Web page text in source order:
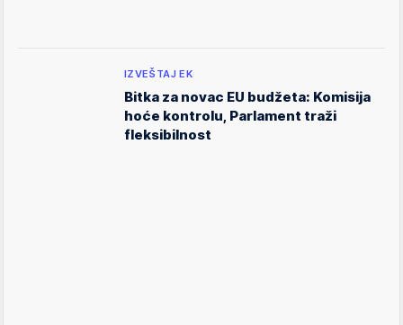
IZVEŠTAJ EK
Bitka za novac EU budžeta: Komisija
hoće kontrolu, Parlament traži
fleksibilnost